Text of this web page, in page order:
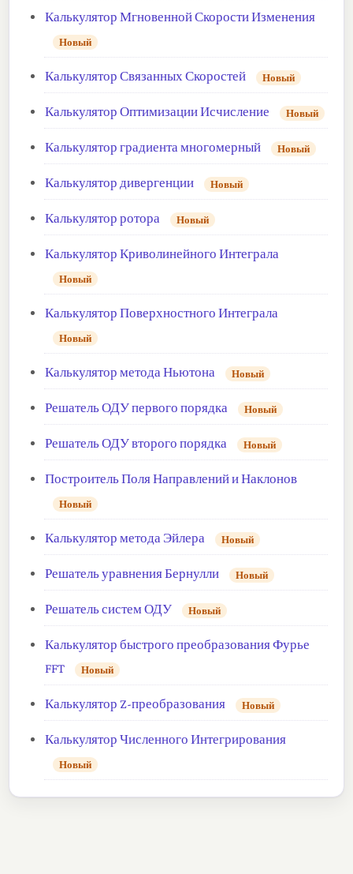
Калькулятор Мгновенной Скорости Изменения
Новый
Калькулятор Связанных Скоростей Новый
Калькулятор Оптимизации Исчисление Новый
Калькулятор градиента многомерный Новый
Калькулятор дивергенции Новый
Калькулятор ротора Новый
Калькулятор Криволинейного Интеграла
Новый
Калькулятор Поверхностного Интеграла
Новый
Калькулятор метода Ньютона Новый
Решатель ОДУ первого порядка Новый
Решатель ОДУ второго порядка Новый
Построитель Поля Направлений и Наклонов
Новый
Калькулятор метода Эйлера Новый
Решатель уравнения Бернулли Новый
Решатель систем ОДУ Новый
Калькулятор быстрого преобразования Фурье
FFT
Новый
Калькулятор Z-преобразования Новый
Калькулятор Численного Интегрирования
Новый